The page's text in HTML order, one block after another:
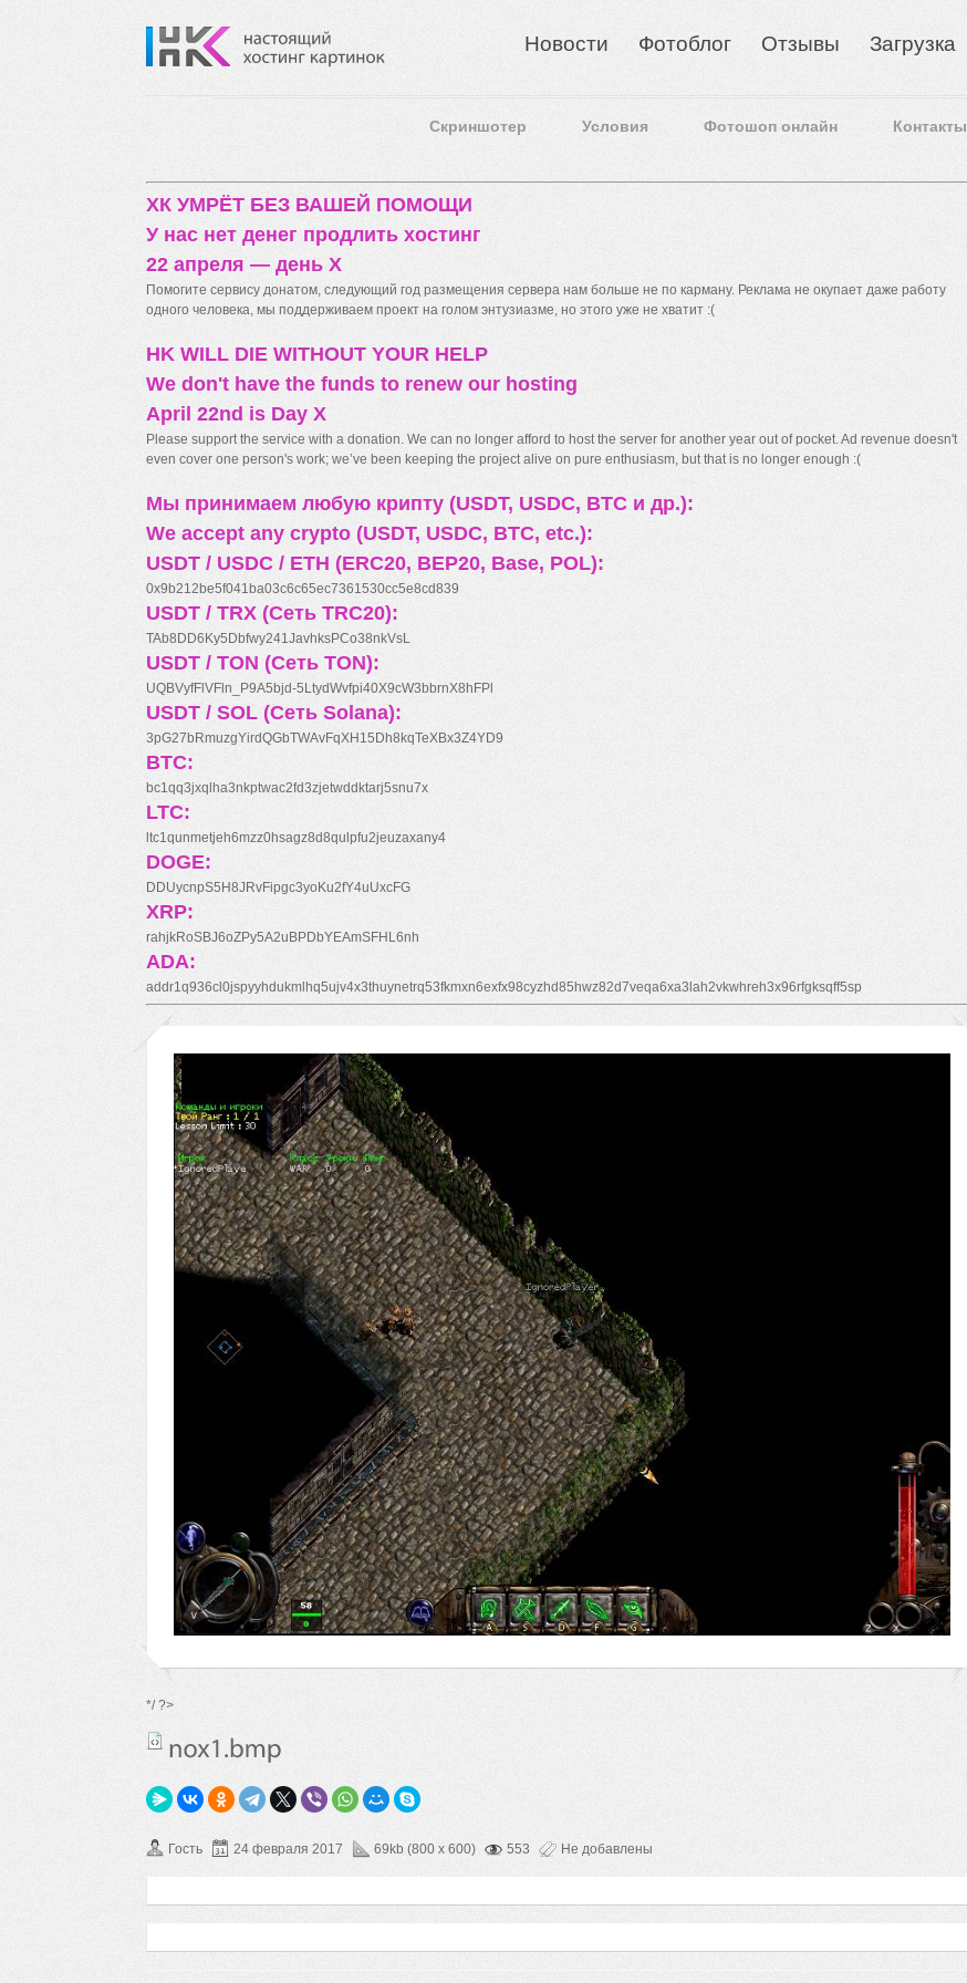
Новости Фотоблог Отзывы Загрузка
Скриншотер Условия Фотошоп онлайн Контакты
ХК УМРЁТ БЕЗ ВАШЕЙ ПОМОЩИ
У нас нет денег продлить хостинг
22 апреля — день X
Помогите сервису донатом, следующий год размещения сервера нам больше не по карману. Реклама не окупает даже работу
одного человека, мы поддерживаем проект на голом энтузиазме, но этого уже не хватит :(
HK WILL DIE WITHOUT YOUR HELP
We don't have the funds to renew our hosting
April 22nd is Day X
Please support the service with a donation. We can no longer afford to host the server for another year out of pocket. Ad revenue doesn't
even cover one person's work; we’ve been keeping the project alive on pure enthusiasm, but that is no longer enough :(
Мы принимаем любую крипту (USDT, USDC, BTC и др.):
We accept any crypto (USDT, USDC, BTC, etc.):
USDT / USDC / ETH (ERC20, BEP20, Base, POL):
0x9b212be5f041ba03c6c65ec7361530cc5e8cd839
USDT / TRX (Сеть TRC20):
TAb8DD6Ky5Dbfwy241JavhksPCo38nkVsL
USDT / TON (Сеть TON):
UQBVyfFlVFln_P9A5bjd-5LtydWvfpi40X9cW3bbrnX8hFPl
USDT / SOL (Сеть Solana):
3pG27bRmuzgYirdQGbTWAvFqXH15Dh8kqTeXBx3Z4YD9
BTC:
bc1qq3jxqlha3nkptwac2fd3zjetwddktarj5snu7x
LTC:
ltc1qunmetjeh6mzz0hsagz8d8qulpfu2jeuzaxany4
DOGE:
DDUycnpS5H8JRvFipgc3yoKu2fY4uUxcFG
XRP:
rahjkRoSBJ6oZPy5A2uBPDbYEAmSFHL6nh
ADA:
addr1q936cl0jspyyhdukmlhq5ujv4x3thuynetrq53fkmxn6exfx98cyzhd85hwz82d7veqa6xa3lah2vkwhreh3x96rfgksqff5sp
*/ ?>
Гость 24 февраля 2017 69kb (800 x 600) 553 Не добавлены